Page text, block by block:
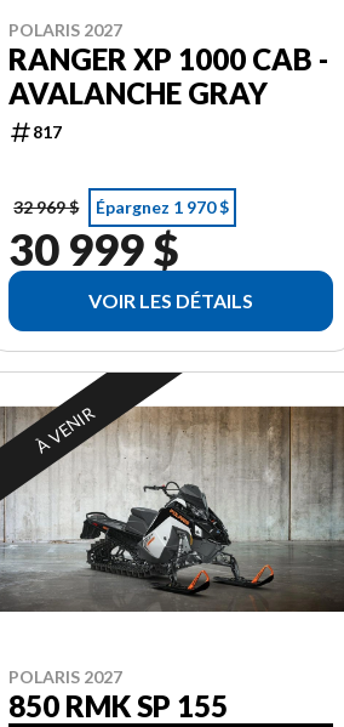
POLARIS 2027
RANGER XP 1000 CAB -
AVALANCHE GRAY
817
32 969 $ Épargnez 1 970 $
30 999 $
VOIR LES DÉTAILS
À VENIR
POLARIS 2027
850 RMK SP 155